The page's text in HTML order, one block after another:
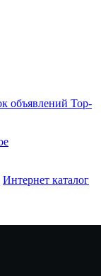
Интернет каталог